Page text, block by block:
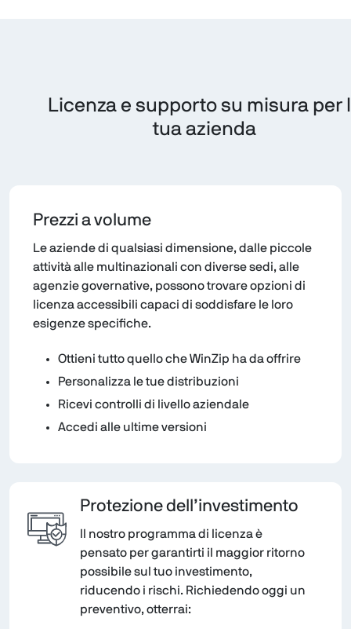
Licenza e supporto su misura per
tua azienda
Prezzi a volume
Le aziende di qualsiasi dimensione, dalle piccole
attività alle multinazionali con diverse sedi, alle
agenzie governative, possono trovare opzioni di
licenza accessibili capaci di soddisfare le loro
esigenze specifiche.
Ottieni tutto quello che WinZip ha da offrire
Personalizza le tue distribuzioni
Ricevi controlli di livello aziendale
Accedi alle ultime versioni
Protezione dell’investimento
Il nostro programma di licenza è
pensato per garantirti il maggior ritorno
possibile sul tuo investimento,
riducendo i rischi. Richiedendo oggi un
preventivo, otterrai: